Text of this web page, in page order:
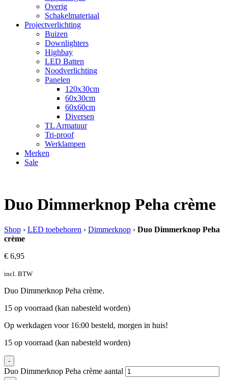
Overig
Schakelmateriaal
Projectverlichting
Buizen
Downlighters
Highbay
LED Batten
Noodverlichting
Panelen
120x30cm
60x30cm
60x60cm
Diversen
TL Armatuur
Tri-proof
Werklampen
Merken
Sale
Duo Dimmerknop Peha crème
Shop › LED toebehoren › Dimmerknop › Duo Dimmerknop Peha
crème
€ 6,95
incl. BTW
Duo Dimmerknop Peha crème.
15 op voorraad (kan nabesteld worden)
Op werkdagen voor 16:00 besteld, morgen in huis!
15 op voorraad (kan nabesteld worden)
-
Duo Dimmerknop Peha crème aantal